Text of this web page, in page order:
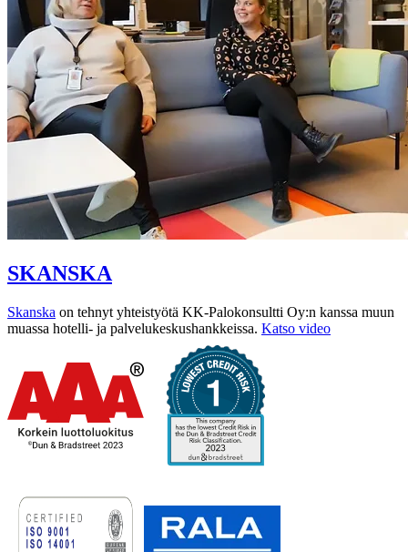
SKANSKA
Skanska on tehnyt yhteistyötä KK-Palokonsultti Oy:n kanssa muun
muassa hotelli- ja palvelukeskushankkeissa. Katso video